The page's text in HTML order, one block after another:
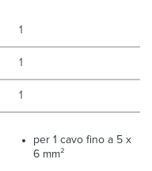
1
1
1
per 1 cavo fino a 5 x
6 mm²